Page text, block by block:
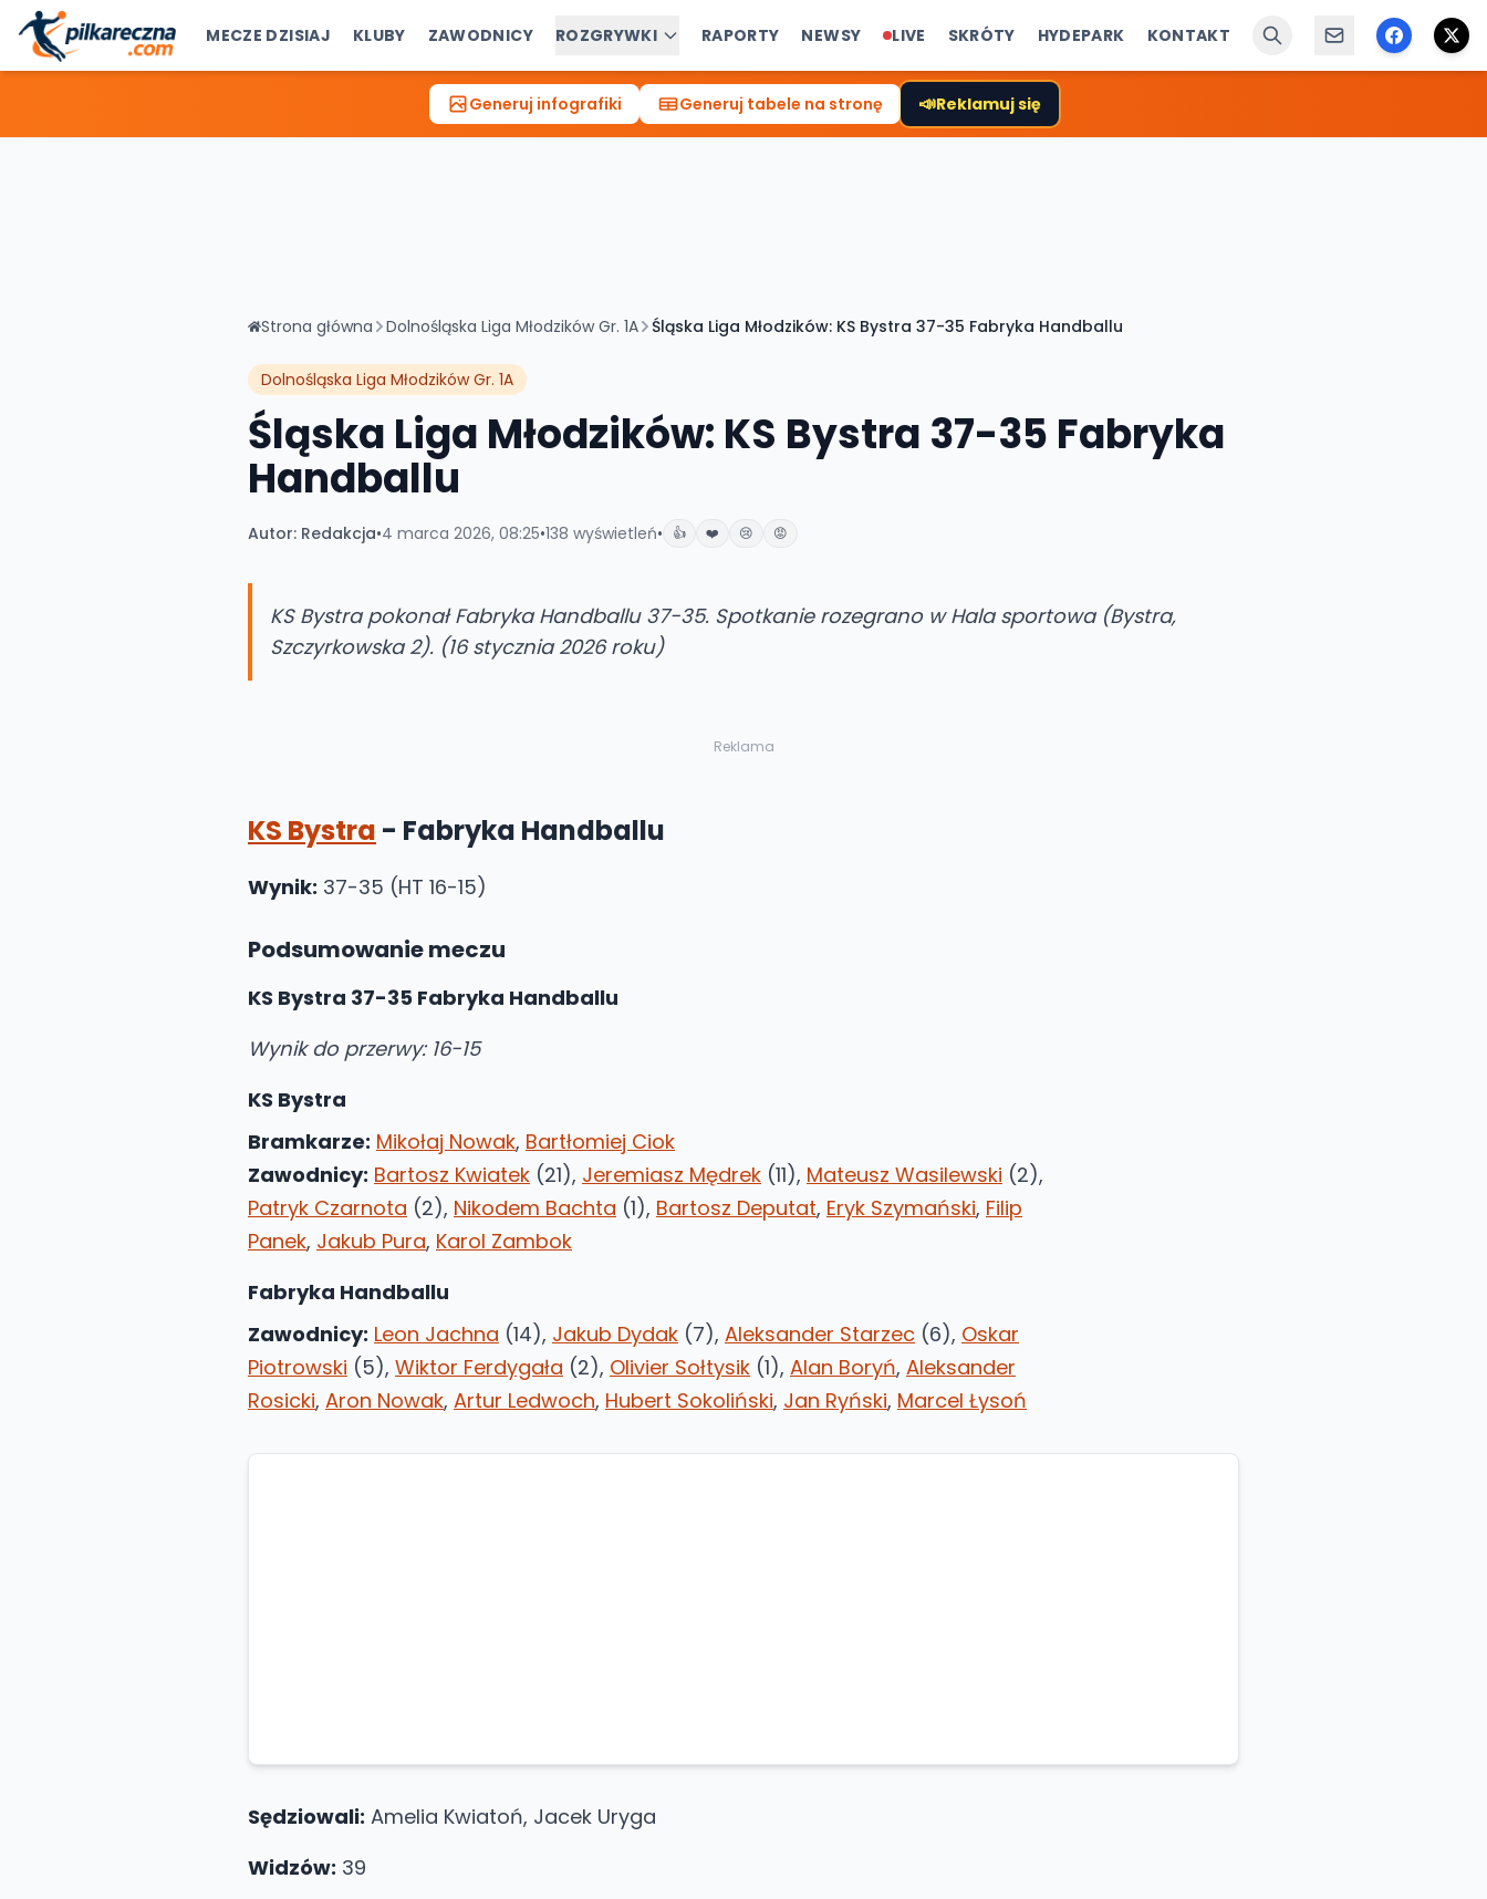
MECZE DZISIAJ KLUBY ZAWODNICY ROZGRYWKI RAPORTY NEWSY LIVE SKRÓTY HYDEPARK KONTAKT
Generuj infografiki Generuj tabele na stronę 📣Reklamuj się
Strona główna Dolnośląska Liga Młodzików Gr. 1A Śląska Liga Młodzików: KS Bystra 37-35 Fabryka Handballu
Dolnośląska Liga Młodzików Gr. 1A
Śląska Liga Młodzików: KS Bystra 37-35 Fabryka
Handballu
Autor: Redakcja•4 marca 2026, 08:25•138 wyświetleń• 👍 ❤️ 😢 😡
KS Bystra pokonał Fabryka Handballu 37-35. Spotkanie rozegrano w Hala sportowa (Bystra,
Szczyrkowska 2). (16 stycznia 2026 roku)
Reklama
KS Bystra - Fabryka Handballu
Wynik: 37-35 (HT 16-15)
Podsumowanie meczu
KS Bystra 37-35 Fabryka Handballu
Wynik do przerwy: 16-15
KS Bystra
Bramkarze: Mikołaj Nowak, Bartłomiej Ciok
Zawodnicy: Bartosz Kwiatek (21), Jeremiasz Mędrek (11), Mateusz Wasilewski (2),
Patryk Czarnota (2), Nikodem Bachta (1), Bartosz Deputat, Eryk Szymański, Filip
Panek, Jakub Pura, Karol Zambok
Fabryka Handballu
Zawodnicy: Leon Jachna (14), Jakub Dydak (7), Aleksander Starzec (6), Oskar
Piotrowski (5), Wiktor Ferdygała (2), Olivier Sołtysik (1), Alan Boryń, Aleksander
Rosicki, Aron Nowak, Artur Ledwoch, Hubert Sokoliński, Jan Ryński, Marcel Łysoń
Sędziowali: Amelia Kwiatoń, Jacek Uryga
Widzów: 39